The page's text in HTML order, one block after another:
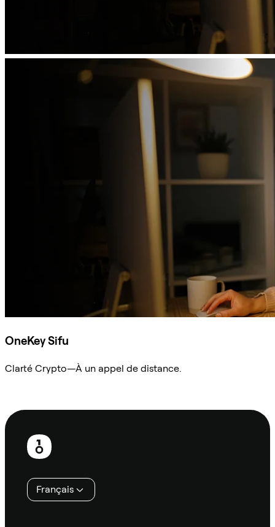
OneKey Sifu
Clarté Crypto—À un appel de distance.
Pied
page
Français